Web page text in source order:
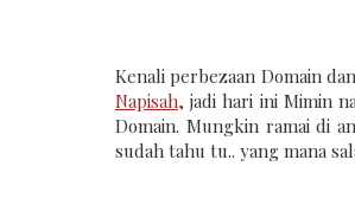
Kenali perbezaan Domain
Napisah, jadi hari ini Mimin
Domain. Mungkin ramai di
sudah tahu tu.. yang mana